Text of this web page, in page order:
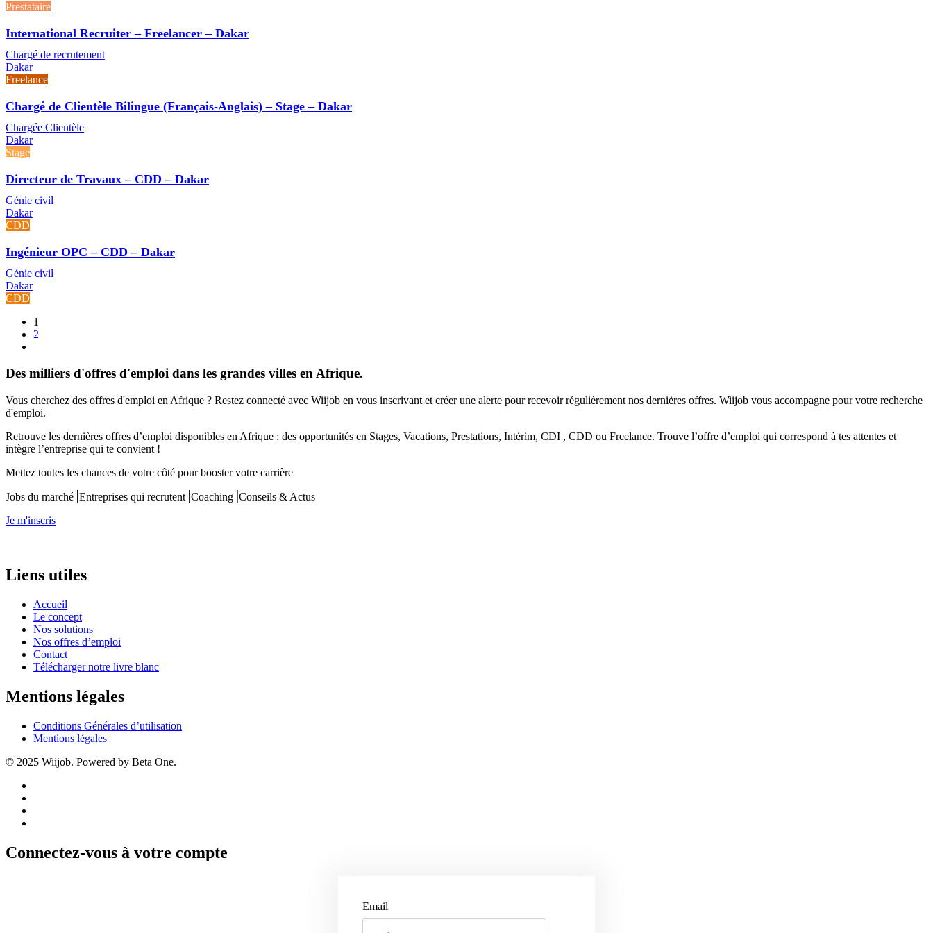
Prestataire
International Recruiter – Freelancer – Dakar
Chargé de recrutement
Dakar
Freelance
Chargé de Clientèle Bilingue (Français-Anglais) – Stage – Dakar
Chargée Clientèle
Dakar
Stage
Directeur de Travaux – CDD – Dakar
Génie civil
Dakar
CDD
Ingénieur OPC – CDD – Dakar
Génie civil
Dakar
CDD
1
2
Des milliers d'offres d'emploi dans les grandes villes en Afrique.
Vous cherchez des offres d'emploi en Afrique ? Restez connecté avec Wiijob en vous inscrivant et créer une alerte pour recevoir régulièrement nos dernières offres. Wiijob vous accompagne pour votre recherche
d'emploi.
Retrouve les dernières offres d’emploi disponibles en Afrique : des opportunités en Stages, Vacations, Prestations, Intérim, CDI , CDD ou Freelance. Trouve l’offre d’emploi qui correspond à tes attentes et
intègre l’entreprise qui te convient !
Mettez toutes les chances de votre côté pour booster votre carrière
Jobs du marché⎟Entreprises qui recrutent⎟Coaching⎟Conseils & Actus
Je m'inscris
Liens utiles
Accueil
Le concept
Nos solutions
Nos offres d’emploi
Contact
Télécharger notre livre blanc
Mentions légales
Conditions Générales d’utilisation
Mentions légales
© 2025 Wiijob. Powered by Beta One.
Connectez-vous à votre compte
Email